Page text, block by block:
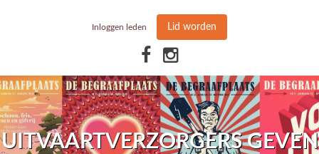
Inloggen leden Lid worden
UITVAARTVERZORGERS GEVEN